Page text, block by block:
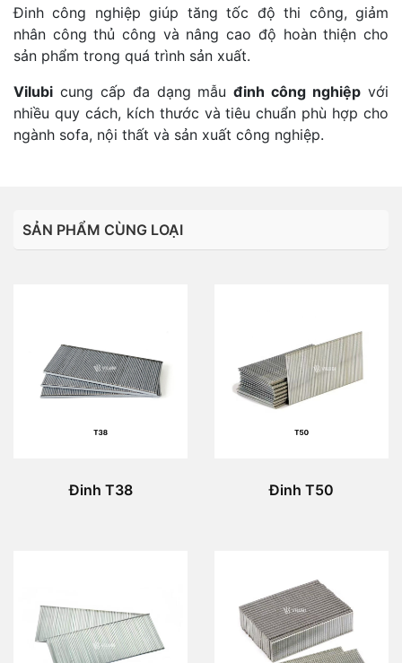
Đinh công nghiệp giúp tăng tốc độ thi công, giảm
nhân công thủ công và nâng cao độ hoàn thiện cho
sản phẩm trong quá trình sản xuất.
Vilubi cung cấp đa dạng mẫuđinh công nghiệp với
nhiều quy cách, kích thước và tiêu chuẩn phù hợp cho
ngành sofa, nội thất và sản xuất công nghiệp.
SẢN PHẨM CÙNG LOẠI
Đinh T38 Đinh T50